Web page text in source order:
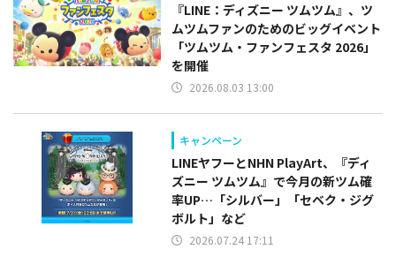
『LINE：ディズニー ツムツム』、ツ
ムツムファンのためのビッグイベント
「ツムツム・ファンフェスタ 2026」
を開催
2026.08.03 13:00
キャンペーン
LINEヤフーとNHN PlayArt、『ディ
ズニー ツムツム』で今月の新ツム確
率UP…「シルバー」「セベク・ジグ
ボルト」など
2026.07.24 17:11